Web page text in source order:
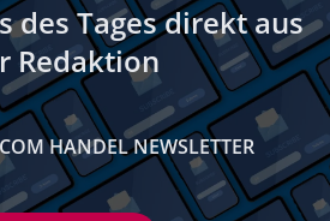
des Tages direkt aus
Redaktion
HANDEL NEWSLETTER